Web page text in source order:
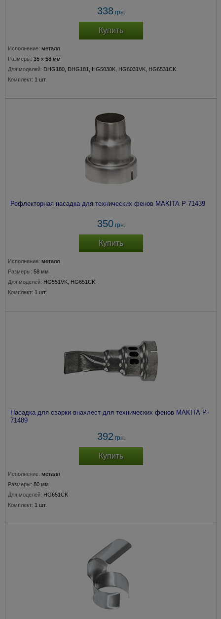
338грн.
Купить
Исполнение: металл
Размеры: 35 х 58 мм
Для моделей: DHG180, DHG181, HG5030K, HG6031VK, HG6531CK
Комплект: 1 шт.
Рефлекторная насадка для технических фенов MAKITA P-71439
350грн.
Купить
Исполнение: металл
Размеры: 58 мм
Для моделей: HG551VK, HG651CK
Комплект: 1 шт.
Насадка для сварки внахлест для технических фенов MAKITA P-
71489
392 грн.
Купить
Исполнение: металл
Размеры: 80 мм
Для моделей: HG651CK
Комплект: 1 шт.